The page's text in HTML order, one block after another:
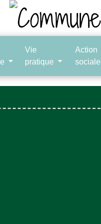
Vie
pratique
Action
sociale